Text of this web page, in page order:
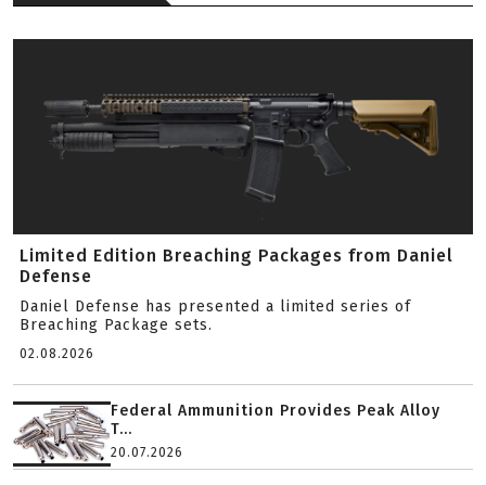
Limited Edition Breaching Packages from Daniel
Defense
Daniel Defense has presented a limited series of
Breaching Package sets.
02.08.2026
Federal Ammunition Provides Peak Alloy
T...
20.07.2026